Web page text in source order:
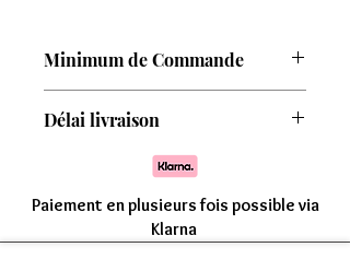
Minimum de Commande
8 modèles
Délai livraison
Comptez une livraison entre 7 à 15 jours
Paiement en plusieurs fois possible via
Klarna